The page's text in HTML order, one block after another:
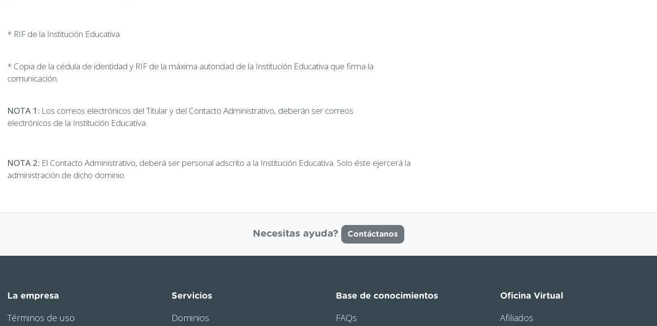
* RIF de la Institución Educativa.
* Copia de la cédula de identidad y RIF de la máxima autoridad de la Institución Educativa que firma la
comunicación.
NOTA 1: Los correos electrónicos del Titular y del Contacto Administrativo, deberán ser correos
electrónicos de la Institución Educativa.
NOTA 2: El Contacto Administrativo, deberá ser personal adscrito a la Institución Educativa. Solo éste ejercerá la
administración de dicho dominio.
Necesitas ayuda? Contáctanos
La empresa
Términos de uso
Servicios
Dominios
Base de conocimientos
FAQs
Oficina Virtual
Afiliados